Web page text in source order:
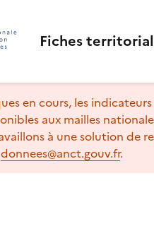
Fiches
en cours, les
aux mailles
à une solution de
donnees@anct.gouv.fr.